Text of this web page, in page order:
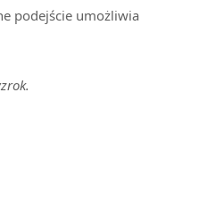
podejście umożliwia